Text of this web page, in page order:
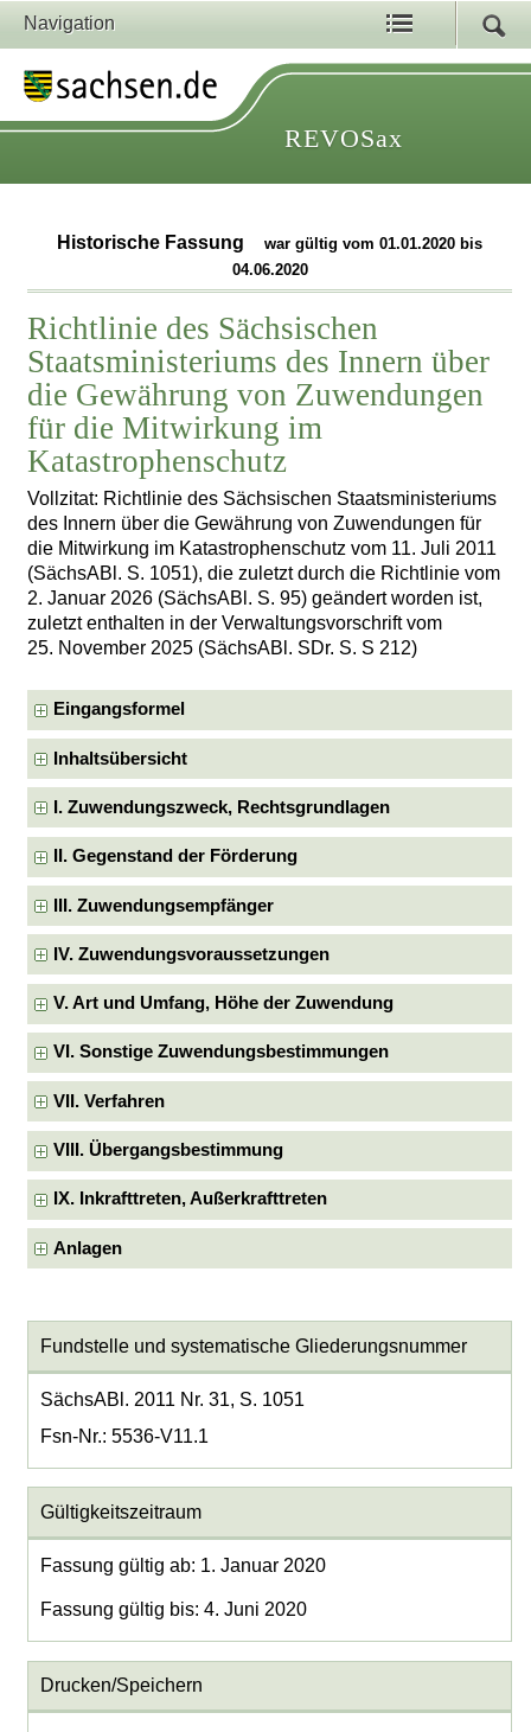
Navigation
REVOSax
Historische Fassung
war gültig vom 01.01.2020 bis
04.06.2020
Richtlinie des Sächsischen
Staatsministeriums des Innern über
die Gewährung von Zuwendungen
für die Mitwirkung im
Katastrophenschutz
Vollzitat: Richtlinie des Sächsischen Staatsministeriums
des Innern über die Gewährung von Zuwendungen für
die Mitwirkung im Katastrophenschutz vom 11. Juli 2011
(SächsABl. S. 1051), die zuletzt durch die Richtlinie vom
2. Januar 2026 (SächsABl. S. 95) geändert worden ist,
zuletzt enthalten in der Verwaltungsvorschrift vom
25. November 2025 (SächsABl. SDr. S. S 212)
Eingangsformel
Inhaltsübersicht
I. Zuwendungszweck, Rechtsgrundlagen
II. Gegenstand der Förderung
III. Zuwendungsempfänger
IV. Zuwendungsvoraussetzungen
V. Art und Umfang, Höhe der Zuwendung
VI. Sonstige Zuwendungsbestimmungen
VII. Verfahren
VIII. Übergangsbestimmung
IX. Inkrafttreten, Außerkrafttreten
Anlagen
Fundstelle und systematische Gliederungsnummer
SächsABl. 2011 Nr. 31, S. 1051
Fsn-Nr.: 5536-V11.1
Gültigkeitszeitraum
Fassung gültig ab: 1. Januar 2020
Fassung gültig bis: 4. Juni 2020
Drucken/Speichern